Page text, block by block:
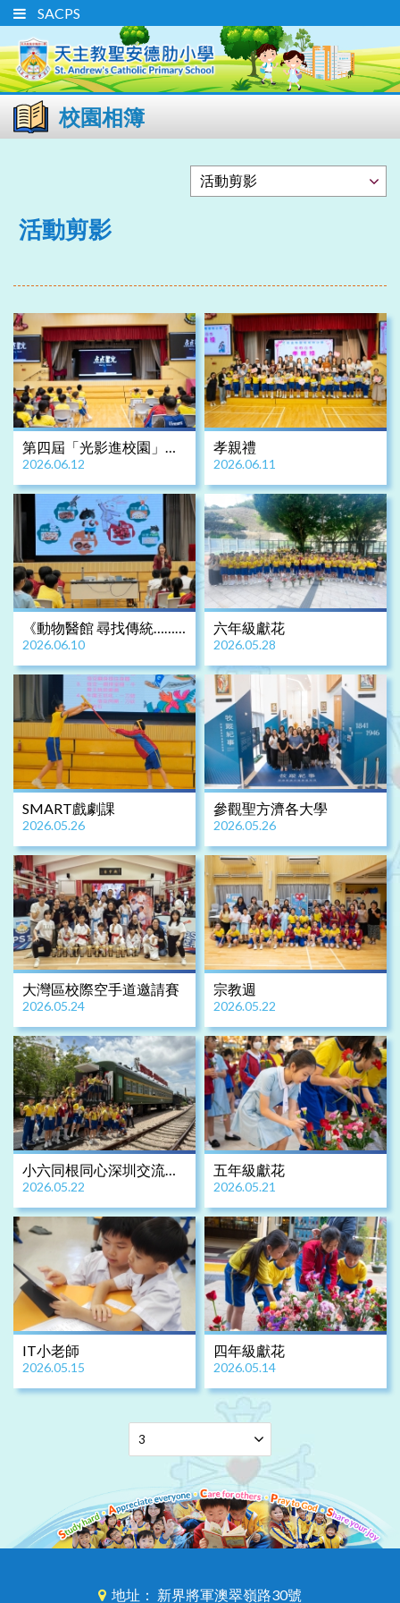
SACPS
校園相簿
活動剪影
第四屆「光影進校園」暨
「紫荊盃影評徵文比賽」
活動
2026.06.12
孝親禮
2026.06.11
《動物醫館 尋找傳統……
從中醫藥講起》作家分享
講座
2026.06.10
六年級獻花
2026.05.28
SMART戲劇課
2026.05.26
參觀聖方濟各大學
2026.05.26
大灣區校際空手道邀請賽
2026.05.24
宗教週
2026.05.22
小六同根同心深圳交流之
旅
2026.05.22
五年級獻花
2026.05.21
IT小老師
2026.05.15
四年級獻花
2026.05.14
地址： 新界將軍澳翠嶺路30號